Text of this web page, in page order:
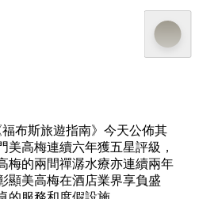
福布斯旅遊指南》今天公佈其
美高梅連續六年獲五星評級，
梅的兩間禪潺水療亦連續兩年
顯美高梅在酒店業界享負盛